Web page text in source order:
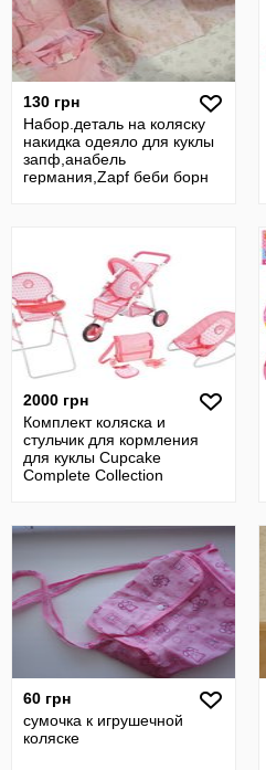
130 грн
Набор.деталь на коляску
накидка одеяло для куклы
запф,анабель
германия,Zapf беби борн
2000 грн
Комплект коляска и
стульчик для кормления
для куклы Cupcake
Complete Collection
60 грн
сумочка к игрушечной
коляске